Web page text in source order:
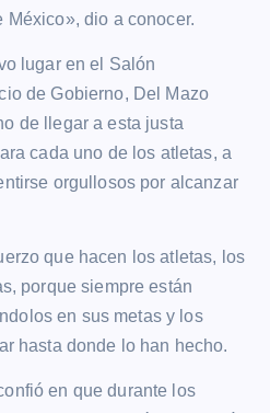
México», dio a conocer.
lugar en el Salón
de Gobierno, Del Mazo
de llegar a esta justa
cada uno de los atletas, a
orgullosos por alcanzar
que hacen los atletas, los
porque siempre están
en sus metas y los
hasta donde lo han hecho.
en que durante los